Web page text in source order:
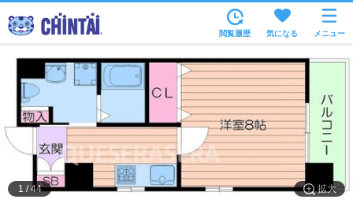
住所から
家賃相場から
通勤通学時間から
物件特集から
不動産会社から
閲覧履歴 気になる メニュー
拡大
1 /44